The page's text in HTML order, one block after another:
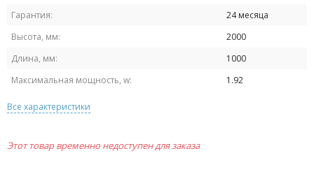
Гарантия:
24 месяца
Высота, мм:
2000
Длина, мм:
1000
Максимальная мощность, w:
1.92
Все характеристики
Этот товар временно недоступен для заказа